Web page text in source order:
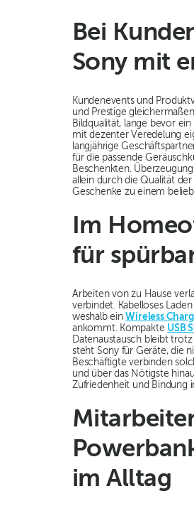
Bei
Sony mit
Kundenevents und
und Prestige
Bildqualität, lange bevor
mit dezenter Veredelung
langjährige
für die passende
Beschenkten.
allein durch die Qualität
Geschenke zu einem
Im
für
Arbeiten von zu Hause
verbindet. Kabelloses
weshalb einWireless
ankommt. Kompakte USB
Datenaustausch bleibt
steht Sony für Geräte, die
Beschäftigte verbinden
und über das Nötigste
Zufriedenheit und Bindung
im Alltag